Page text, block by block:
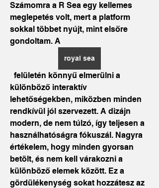
Számomra a R Sea egy kellemes
meglepetés volt, mert a platform
sokkal többet nyújt, mint elsőre
gondoltam. A
royal sea
különböző interaktív
lehetőségekben, miközben minden
rendkívül jól szervezett. A dizájn
modern, de nem túlzó, így teljesen a
használhatóságra fókuszál. Nagyra
értékelem, hogy minden gyorsan
betölt, és nem kell várakozni a
különböző elemek között. Ez a
gördülékenység sokat hozzátesz az